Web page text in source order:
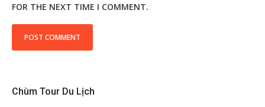
FOR THE NEXT TIME I COMMENT.
Chùm Tour Du Lịch